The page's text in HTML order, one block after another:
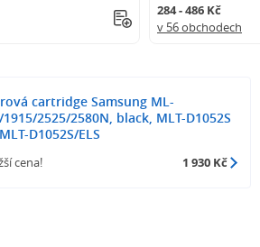
284 - 486 Kč
v 56 obchodech
cartridge Samsung ML-
1915/2525/2580N, black, MLT-D1052S
D1052S/ELS
cena! 1 930 Kč